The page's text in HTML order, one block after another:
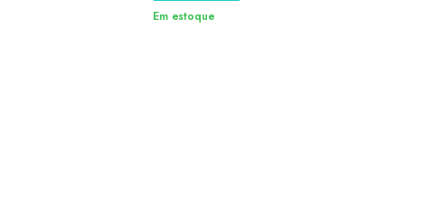
Em estoque